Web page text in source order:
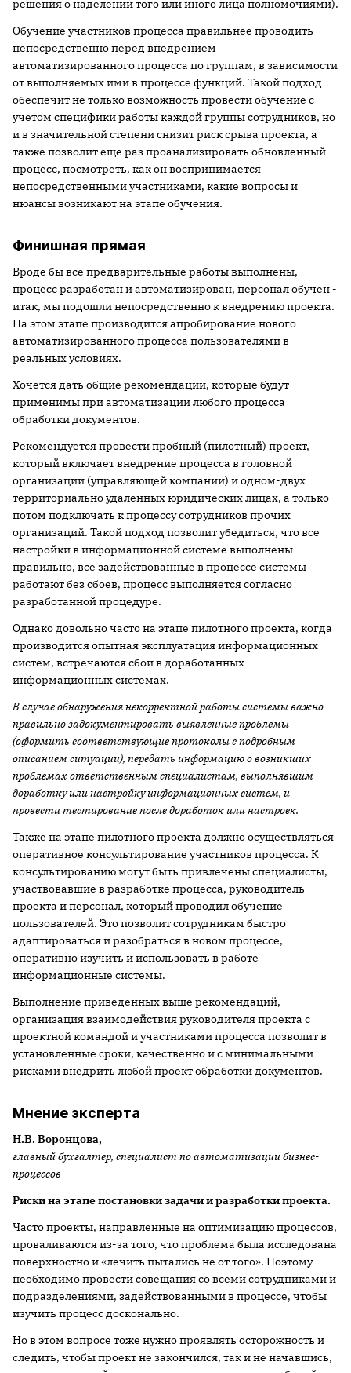
решения о наделении того или иного лица полномочиями).
Обучение участников процесса правильнее проводить
непосредственно перед внедрением
автоматизированного процесса по группам, в зависимости
от выполняемых ими в процессе функций. Такой подход
обеспечит не только возможность провести обучение с
учетом специфики работы каждой группы сотрудников, но
и в значительной степени снизит риск срыва проекта, а
также позволит еще раз проанализировать обновленный
процесс, посмотреть, как он воспринимается
непосредственными участниками, какие вопросы и
нюансы возникают на этапе обучения.
Финишная прямая
Вроде бы все предварительные работы выполнены,
процесс разработан и автоматизирован, персонал обучен -
итак, мы подошли непосредственно к внедрению проекта.
На этом этапе производится апробирование нового
автоматизированного процесса пользователями в
реальных условиях.
Хочется дать общие рекомендации, которые будут
при­менимы при автоматизации любого процесса
обработки документов.
Рекомендуется провести пробный (пилотный) проект,
который включает внедрение процесса в головной
организации (управляющей компании) и одном-двух
территориально удаленных юридических лицах, а только
потом подключать к процессу сотрудников прочих
организаций. Такой подход позволит убедиться, что все
настройки в информационной системе выполнены
правильно, все задействованные в процессе системы
работают без сбоев, процесс выполняется согласно
разработанной процедуре.
Однако довольно часто на этапе пилотного проекта, когда
производится опытная эксплуатация информационных
систем, встречаются сбои в доработанных
информационных системах.
В случае обнаружения некорректной работы системы важно
правильно задокументировать выявленные проблемы
(оформить соответствующие протоколы с подробным
описанием ситуации), передать информацию о возникших
проблемах ответственным специалистам, выполнявшим
доработку или настройку информационных систем, и
провести тестирование после доработок или настроек.
Также на этапе пилотного проекта должно осуществляться
оперативное консультирование участников процесса. К
консультированию могут быть привлечены специалисты,
участвовавшие в разработке процесса, руководитель
проекта и персонал, который проводил обучение
пользователей. Это позволит сотрудникам быстро
адаптироваться и разобраться в новом процессе,
оперативно изучить и использовать в работе
информационные системы.
Выполнение приведенных выше рекомендаций,
организация взаимодействия руководителя проекта с
проектной командой и участниками процесса позволит в
установленные сроки, качественно и с минимальными
рисками внедрить любой проект обработки документов.
Мнение эксперта
Н.В. Воронцова,
главный бухгалтер, специалист по автоматизации бизнес-
процессов
Риски на этапе постановки задачи и разработки проекта.
Часто проекты, направленные на оптимизацию процессов,
проваливаются из-за того, что проблема была исследована
поверхностно и «лечить пытались не от того». Поэтому
необходимо провести совещания со всеми сотрудниками и
подразделениями, задействованными в процессе, чтобы
изучить процесс досконально.
Но в этом вопросе тоже нужно проявлять осторожность и
следить, чтобы проект не закончился, так и не начавшись,